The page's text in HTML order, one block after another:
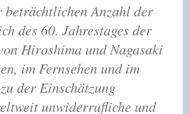
beträchtlichen Anzahl der
des 60. Jahrestages der
Hiroshima und Nagasaki
im Fernsehen und im
der Einschätzung
unwiderrufliche und